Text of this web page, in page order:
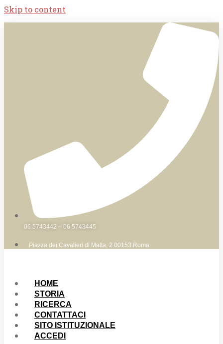
Skip to content
06 5743442 – 06 5743445
Piazza dei Cavalieri di Malta, 2 00153 Roma
HOME
STORIA
RICERCA
CONTATTACI
SITO ISTITUZIONALE
ACCEDI